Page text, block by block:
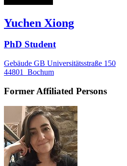
Yuchen Xiong
PhD Student
Gebäude GB Universitätsstraße 150
44801
Bochum
Former Affiliated Persons